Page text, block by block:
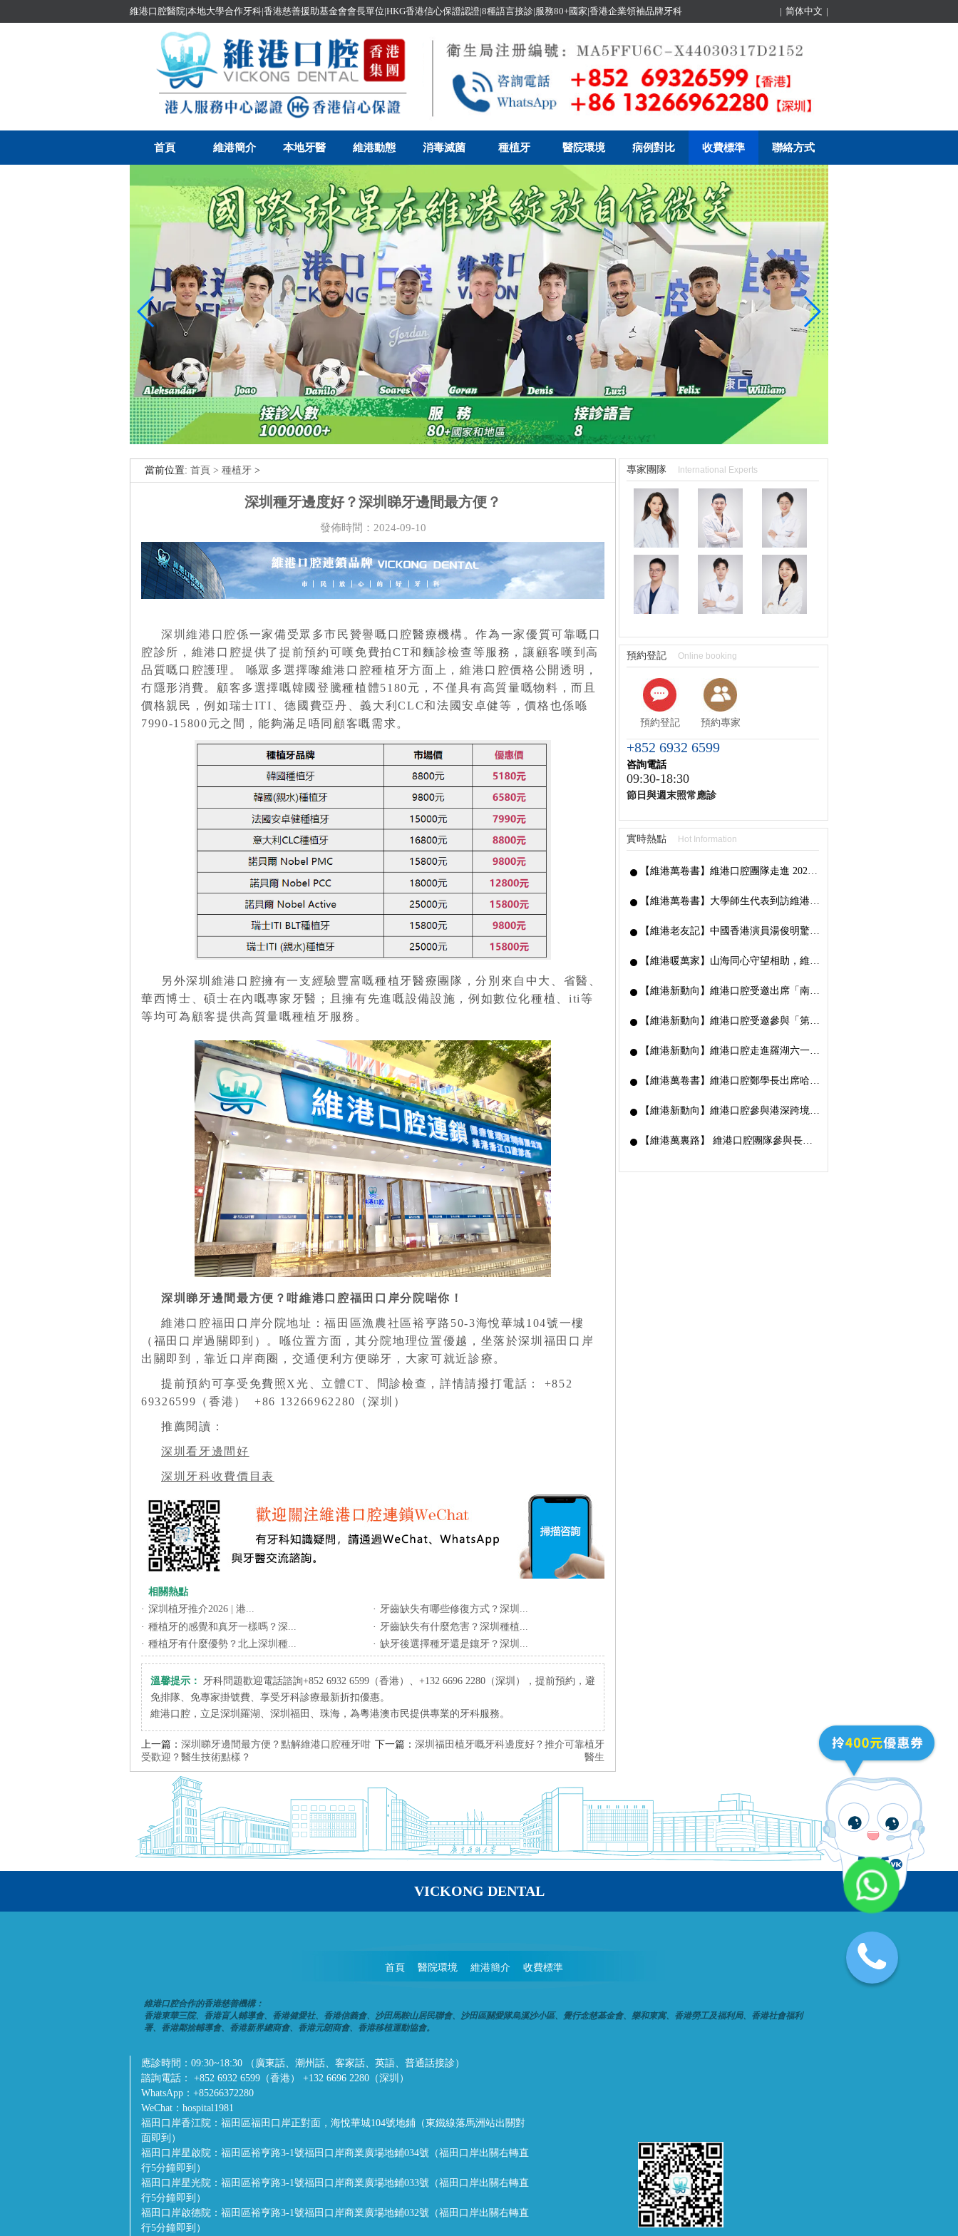
維港口腔醫院|本地大學合作牙科|香港慈善援助基金會會長單位|HKG香港信心保證認證|8種語言接診|服務80+國家|香港企業領袖品牌牙科 | 简体中文 |
首頁 維港簡介 本地牙醫 維港動態 消毒滅菌 種植牙 醫院環境 病例對比 收費標準 聯絡方式
當前位置: 首頁 >種植牙 >
深圳種牙邊度好？深圳睇牙邊間最方便？
發佈時間：2024-09-10
深圳維港口腔係一家備受眾多市民贊譽嘅口腔醫療機構。作為一家優質可靠嘅口
腔診所，維港口腔提供了提前預約可嘆免費拍CT和麵診檢查等服務，讓顧客嘆到高
品質嘅口腔護理。 喺眾多選擇嚟維港口腔種植牙方面上，維港口腔價格公開透明，
冇隱形消費。顧客多選擇嘅韓國登騰種植體5180元，不僅具有高質量嘅物料，而且
價格親民，例如瑞士ITI、德國費亞丹、義大利CLC和法國安卓健等，價格也係喺
7990-15800元之間，能夠滿足唔同顧客嘅需求。
另外深圳維港口腔擁有一支經驗豐富嘅種植牙醫療團隊，分別來自中大、省醫、
華西博士、碩士在內嘅專家牙醫；且擁有先進嘅設備設施，例如數位化種植、iti等
等均可為顧客提供高質量嘅種植牙服務。
深圳睇牙邊間最方便？咁維港口腔福田口岸分院啱你！
維港口腔福田口岸分院地址：福田區漁農社區裕亨路50-3海悅華城104號一樓
（福田口岸過關即到）。喺位置方面，其分院地理位置優越，坐落於深圳福田口岸
出關即到，靠近口岸商圈，交通便利方便睇牙，大家可就近診療。
提前預約可享受免費照X光、立體CT、問診檢查，詳情請撥打電話： +852
69326599（香港） +86 13266962280（深圳）
推薦閱讀：
深圳看牙邊間好
深圳牙科收費價目表
相關熱點
· 深圳植牙推介2026 | 港... · 牙齒缺失有哪些修復方式？深圳...
· 種植牙的感覺和真牙一樣嗎？深... · 牙齒缺失有什麼危害？深圳種植...
· 種植牙有什麼優勢？北上深圳種... · 缺牙後選擇種牙還是鑲牙？深圳...
溫馨提示：
牙科問題歡迎電話諮詢+852 6932 6599（香港）、+132 6696 2280（深圳），提前預約，避
免排隊、免專家掛號費、享受牙科診療最新折扣優惠。
維港口腔，立足深圳羅湖、深圳福田、珠海，為粵港澳市民提供專業的牙科服務。
上一篇： 深圳睇牙邊間最方便？點解維港口腔種牙咁
受歡迎？醫生技術點樣？
下一篇： 深圳福田植牙嘅牙科邊度好？推介可靠植牙
醫生
專家團隊 International Experts
預約登記 Online booking
預約登記 預約專家
+852 6932 6599
咨詢電話
09:30-18:30
節日與週末照常應診
實時熱點 Hot Information
【維港萬卷書】維港口腔團隊走進 2026 香港書展：以閱讀拓視野，以學習築專業
【維港萬卷書】大學師生代表到訪維港口腔參觀交流，深化校企合作共促口腔醫學發展
【維港老友記】中國香港演員湯俊明驚喜現身維港口腔羅湖國貿院，擔任「明星一日店長」
【維港暖萬家】山海同心守望相助，維港口腔向廣西捐資數萬元傳遞溫暖善意
【維港新動向】維港口腔受邀出席「南湖100」品牌發佈會，榮獲南湖街道突出貢獻企業殊榮
【維港新動向】維港口腔受邀參與「第五屆香港潮州節」，推廣僑批文化，共促潮港交流
【維港新動向】維港口腔走進羅湖六一遊園會｜義診送關懷，守護小朋友牙齒健康
【維港萬卷書】維港口腔鄭學長出席哈工大「AI 時代下的灣區新航線」商學思享交流會
【維港新動向】維港口腔參與港深跨境學童港校通活動，搭建兩地學童溝通橋樑
【維港萬裏路】 維港口腔團隊參與長洲太平清醮 感受非遺文化魅力
VICKONG DENTAL
首頁 醫院環境 維港簡介 收費標準
維港口腔合作的香港慈善機構：
香港東華三院、香港盲人輔導會、香港健愛社、香港信義會、沙田馬鞍山居民聯會、沙田區關愛隊烏溪沙小區、覺行念慈基金會、樂和東寓、香港勞工及福利局、香港社會福利
署、香港鄰捨輔導會、香港新界總商會、香港元朗商會、香港移植運動協會。
應診時間： 09:30~18:30 （廣東話、潮州話、客家話、英語、普通話接診）
諮詢電話：
+852 6932 6599（香港） +132 6696 2280（深圳）
WhatsApp： +85266372280
WeChat： hospital1981
福田口岸香江院： 福田區福田口岸正對面，海悅華城104號地鋪（東鐵線落馬洲站出關對
面即到）
福田口岸星啟院： 福田區裕亨路3-1號福田口岸商業廣場地鋪034號（福田口岸出關右轉直
行5分鐘即到）
福田口岸星光院： 福田區裕亨路3-1號福田口岸商業廣場地鋪033號（福田口岸出關右轉直
行5分鐘即到）
福田口岸啟德院： 福田區裕亨路3-1號福田口岸商業廣場地鋪032號（福田口岸出關右轉直
行5分鐘即到）